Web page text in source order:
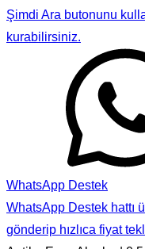
Şimdi Ara butonunu
kurabilirsiniz.
WhatsApp Destek
WhatsApp Destek hattı
gönderip hızlıca fiyat